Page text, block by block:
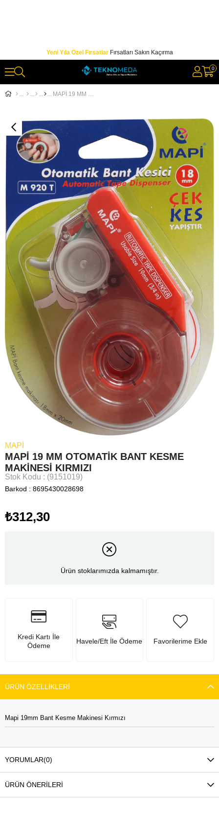
Yeni Yıla Özel FırsatlarFırsatları Sakın Kaçırma
0
MAPİ 19 MM OTOMATİK BANT KESME MAKİNESİ KIRMIZI
MAPİ
MAPİ 19 MM OTOMATİK BANT KESME
MAKİNESİ KIRMIZI
Stok Kodu (9151019)
Barkod : 8695430028698
₺312,30
Ürün stoklarımızda kalmamıştır.
Kredi Kartı İle
Ödeme
Havele/Eft İle Ödeme Favorilerime Ekle
ÜRÜN ÖZELLIKLERI
Mapi 19mm Bant Kesme Makinesi Kırmızı
YORUMLAR(0)
ÜRÜN ÖNERILERI